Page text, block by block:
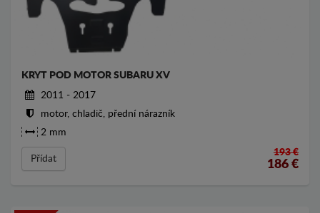
KRYT POD MOTOR SUBARU XV
2011 - 2017
motor, chladič, přední nárazník
2 mm
Přídat
193 €
186 €